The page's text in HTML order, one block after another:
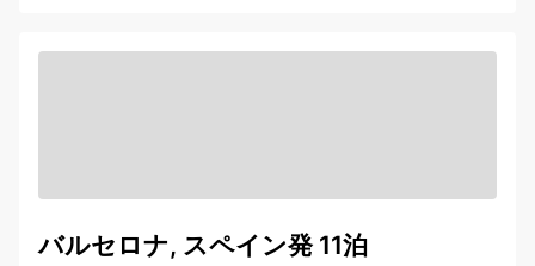
バルセロナ, スペイン発 11泊